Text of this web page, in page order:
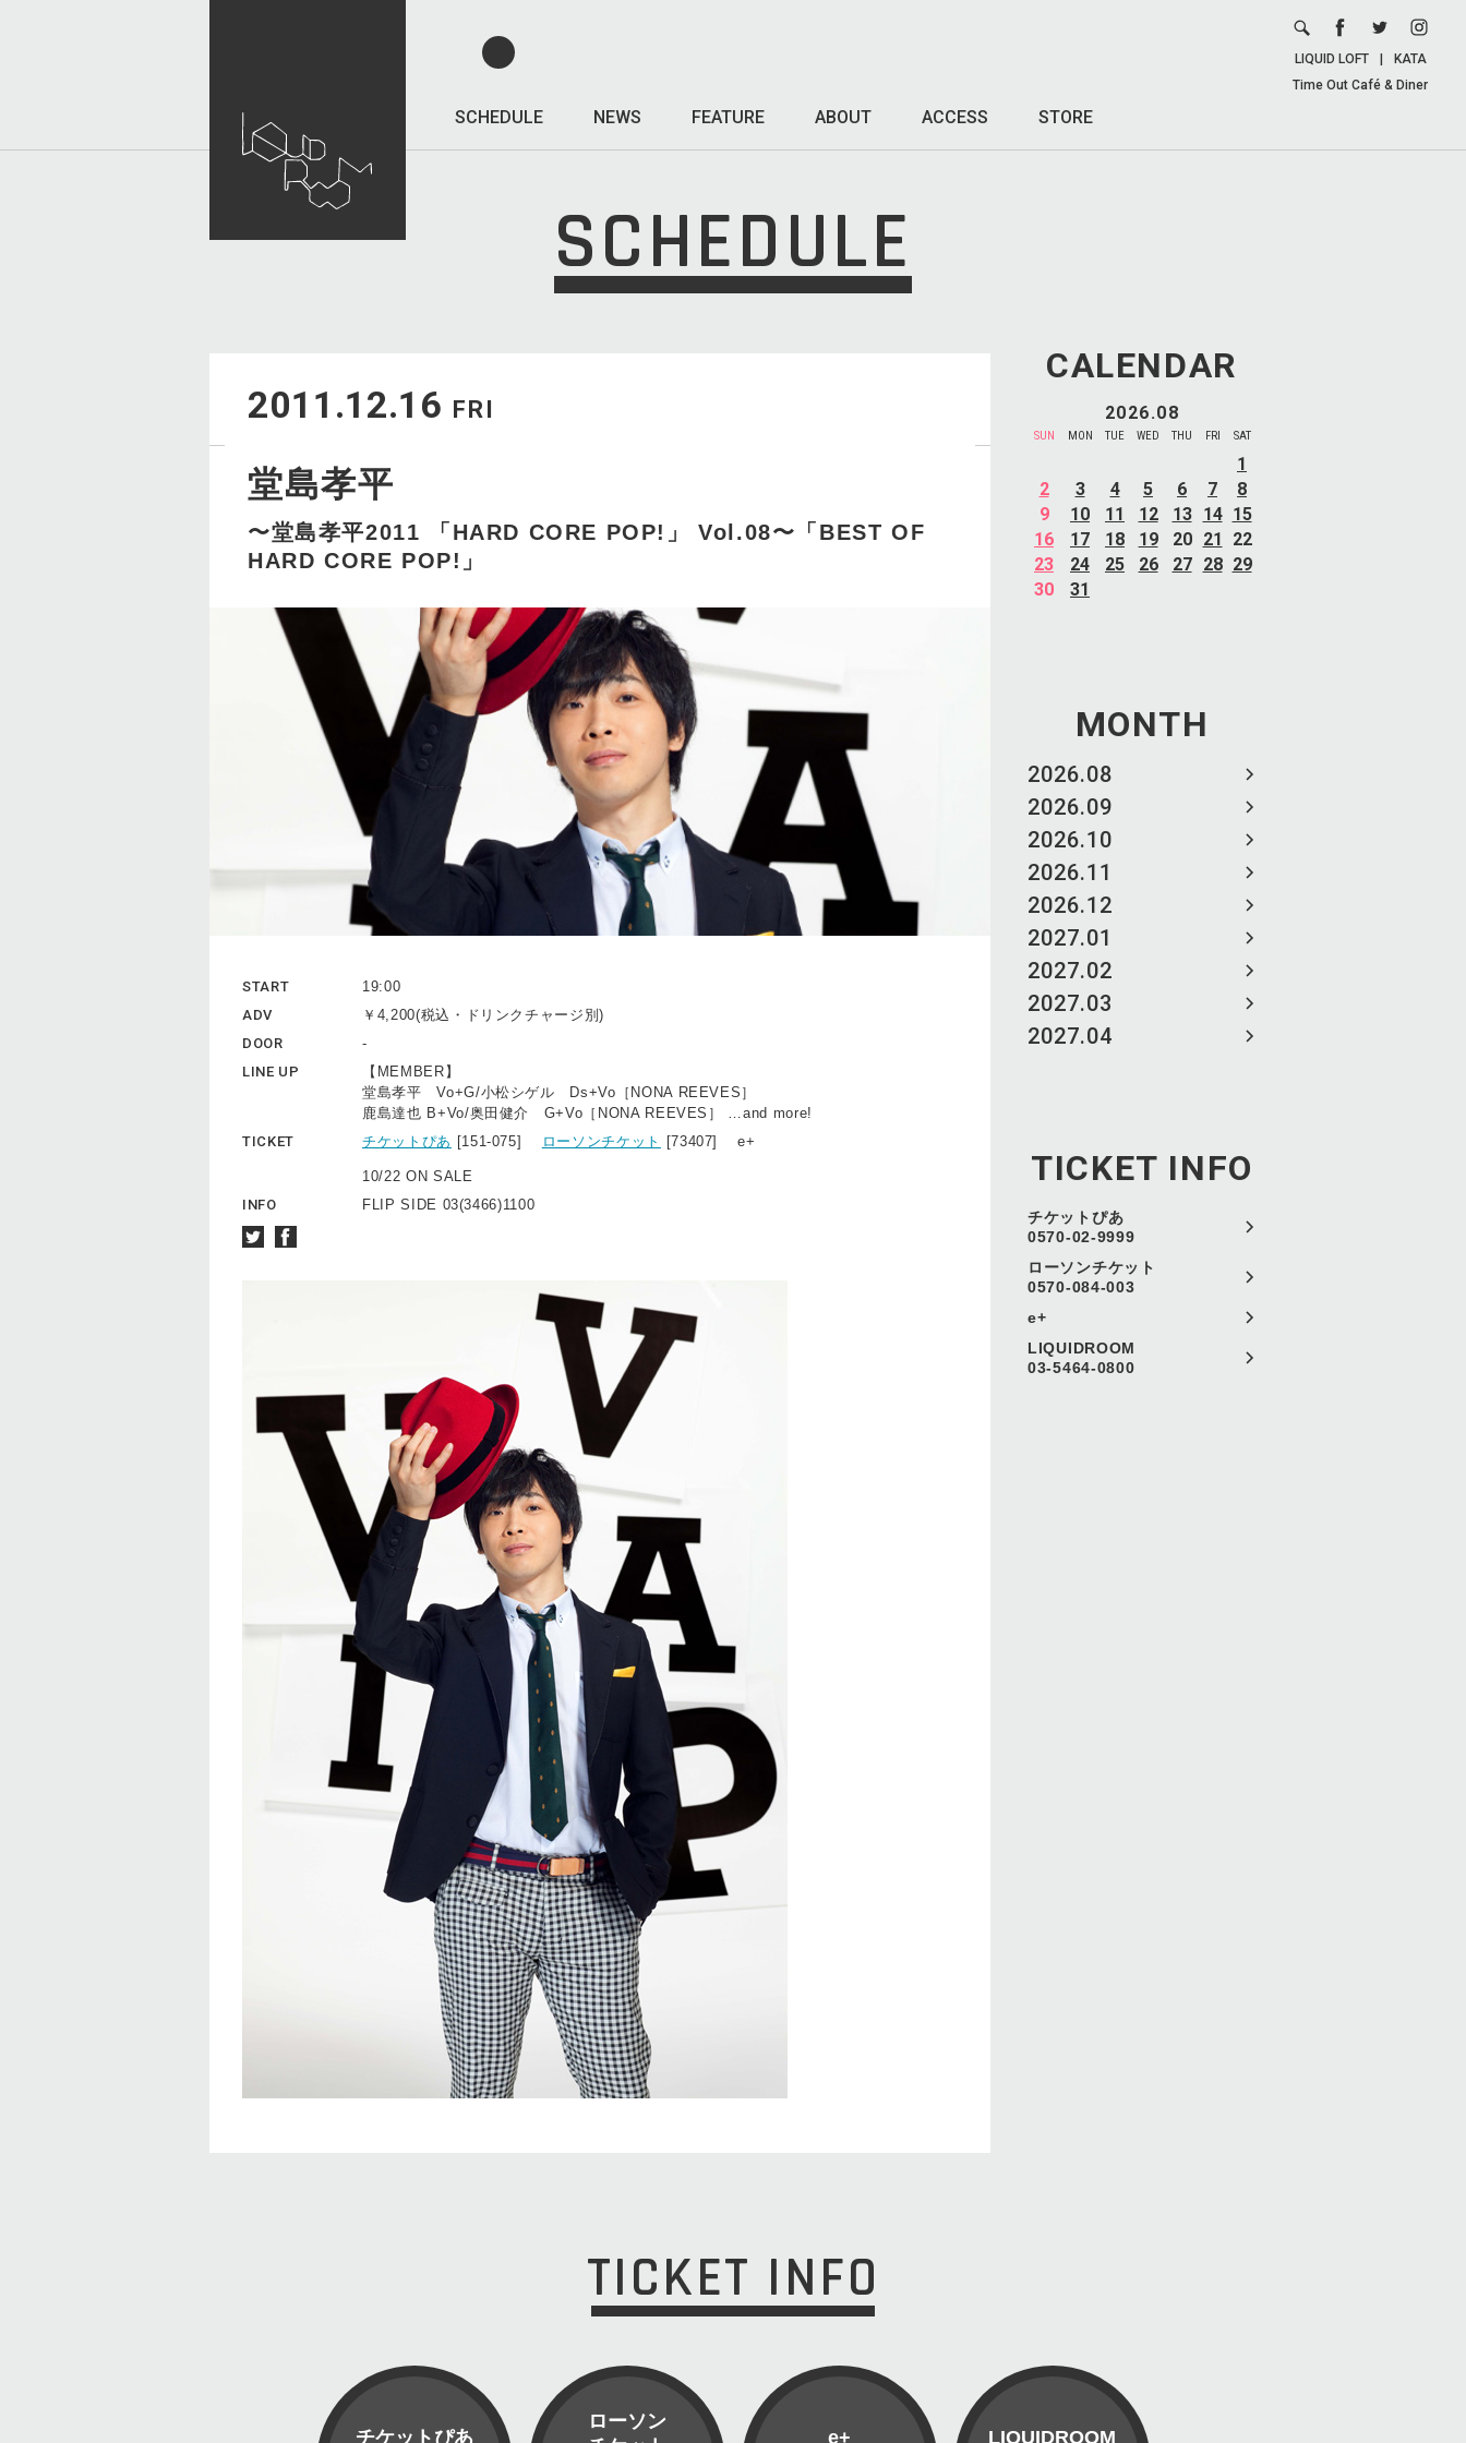
SCHEDULE NEWS FEATURE ABOUT ACCESS STORE
LIQUID LOFT
KATA
Time Out Café & Diner
SCHEDULE
CALENDAR
2026.08
SUN MON TUE WED THU FRI SAT
1
2
3 4 5 6 7
8
9
10 11 12 13 14 15
16
17 18 19 20 21
22
23
24 25 26 27 28 29
30
31
MONTH
2026.08
2026.09
2026.10
2026.11
2026.12
2027.01
2027.02
2027.03
2027.04
TICKET INFO
チケットぴあ
0570-02-9999
ローソンチケット
0570-084-003
e+
LIQUIDROOM
03-5464-0800
2011.12.16 FRI
堂島孝平
〜堂島孝平2011 「HARD CORE POP!」 Vol.08〜「BEST OF
HARD CORE POP!」
START
19:00
ADV
￥4,200(税込・ドリンクチャージ別)
DOOR
-
LINE UP
【MEMBER】
堂島孝平 Vo+G/小松シゲル Ds+Vo［NONA REEVES］
鹿島達也 B+Vo/奥田健介 G+Vo［NONA REEVES］ …and more!
TICKET
チケットぴあ [151-075] ローソンチケット [73407] e+
10/22 ON SALE
INFO
FLIP SIDE 03(3466)1100
TICKET INFO
チケットぴあ
ローソン
e+ LIQUIDROOM